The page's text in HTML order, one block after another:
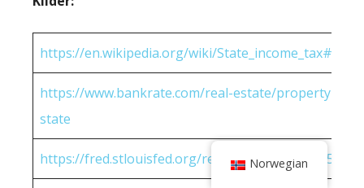
https://en.wikipedia.org/wiki/
https://www.bankrate.com/real-estate/property-
state
https://fred.stlouisfed.org/release/ Norwegian